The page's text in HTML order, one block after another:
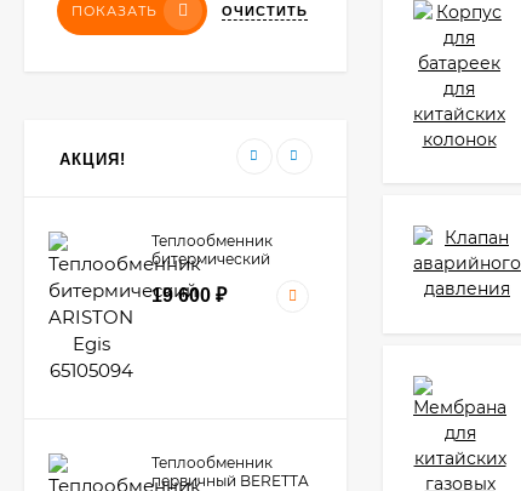
ПОКАЗАТЬ ОЧИСТИТЬ
АКЦИЯ!
Теплообменник
битермический
65105094
19 600 ₽
Теплообменник
первичный BERETTA